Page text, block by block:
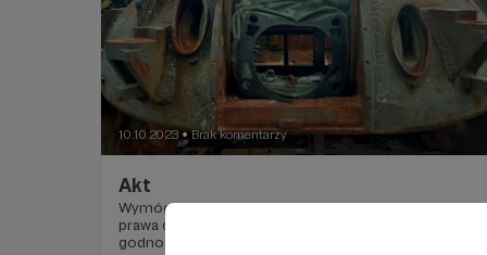
10.10.2023 ● Brak komentarzy
Akt
Wymóg apolityczności armii nie odbiera oficerom
prawa do bycia przyzwoitym. Nie odbiera im też
godności osobistej.